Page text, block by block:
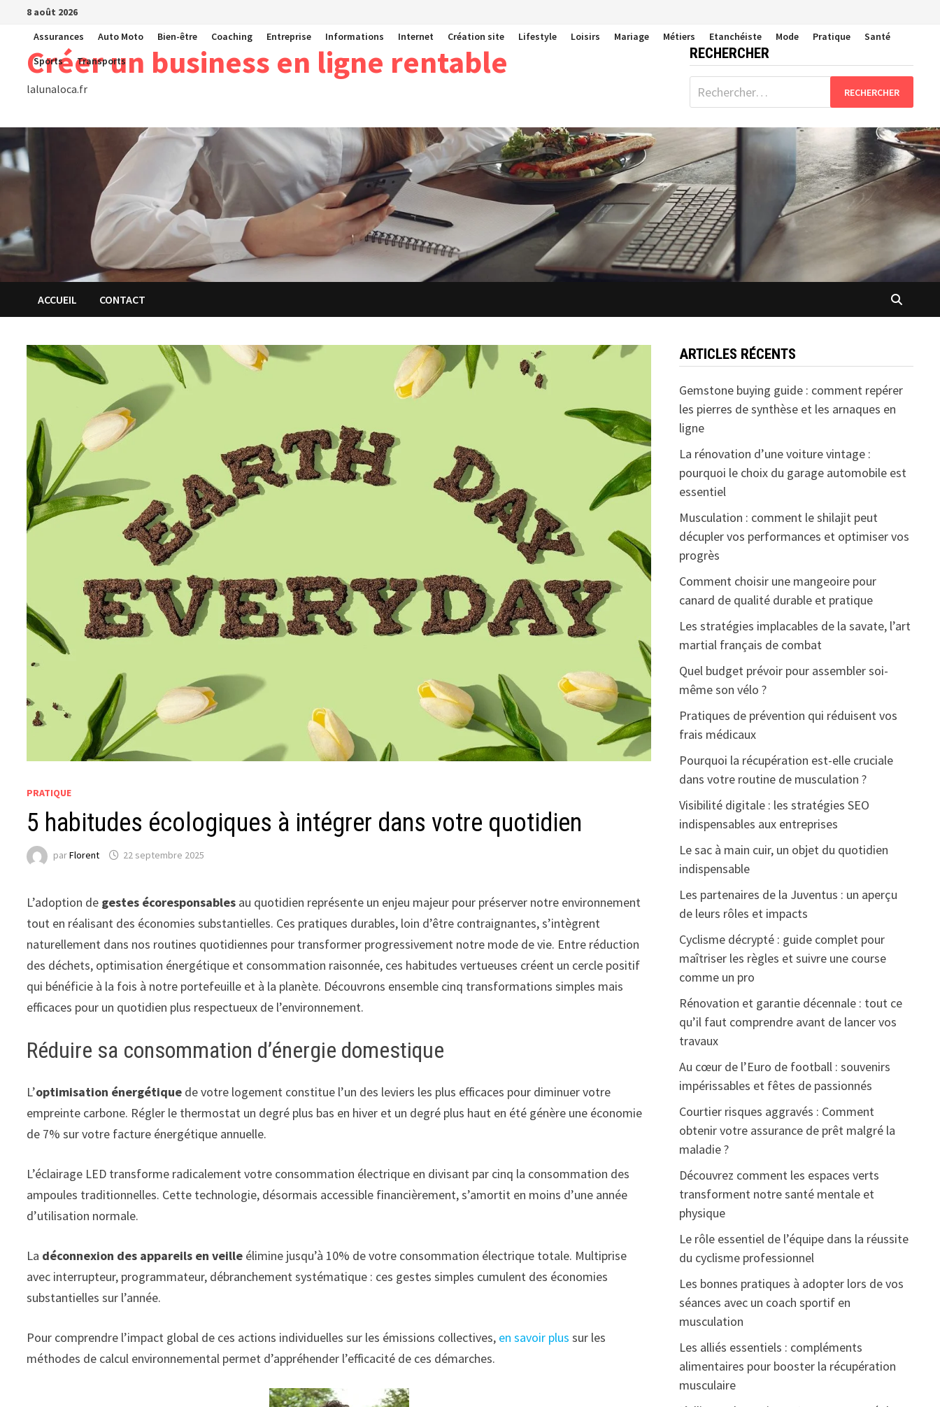
Passer8 août 2026
Assurances
Auto Moto Bien-être Coaching Entreprise Informations Internet Création site Lifestyle Loisirs Mariage Métiers Etanchéiste Mode Pratique
Santé
Sports
Transports
Créer un business en ligne rentable
lalunaloca.fr
RECHERCHER
Rechercher :
ACCUEIL CONTACT
PRATIQUE
5 habitudes écologiques à intégrer dans votre quotidien
parFlorent 22 septembre 2025
L’adoption de gestes écoresponsables au quotidien représente un enjeu majeur pour préserver notre environnement
tout en réalisant des économies substantielles. Ces pratiques durables, loin d’être contraignantes, s’intègrent
naturellement dans nos routines quotidiennes pour transformer progressivement notre mode de vie. Entre réduction
des déchets, optimisation énergétique et consommation raisonnée, ces habitudes vertueuses créent un cercle positif
qui bénéficie à la fois à notre portefeuille et à la planète. Découvrons ensemble cinq transformations simples mais
efficaces pour un quotidien plus respectueux de l’environnement.
Réduire sa consommation d’énergie domestique
L’optimisation énergétique de votre logement constitue l’un des leviers les plus efficaces pour diminuer votre
empreinte carbone. Régler le thermostat un degré plus bas en hiver et un degré plus haut en été génère une économie
de 7% sur votre facture énergétique annuelle.
L’éclairage LED transforme radicalement votre consommation électrique en divisant par cinq la consommation des
ampoules traditionnelles. Cette technologie, désormais accessible financièrement, s’amortit en moins d’une année
d’utilisation normale.
La déconnexion des appareils en veille élimine jusqu’à 10% de votre consommation électrique totale. Multiprise
avec interrupteur, programmateur, débranchement systématique : ces gestes simples cumulent des économies
substantielles sur l’année.
Pour comprendre l’impact global de ces actions individuelles sur les émissions collectives, en savoir plus sur les
méthodes de calcul environnemental permet d’appréhender l’efficacité de ces démarches.
ARTICLES RÉCENTS
Gemstone buying guide : comment repérer
les pierres de synthèse et les arnaques en
ligne
La rénovation d’une voiture vintage :
pourquoi le choix du garage automobile est
essentiel
Musculation : comment le shilajit peut
décupler vos performances et optimiser vos
progrès
Comment choisir une mangeoire pour
canard de qualité durable et pratique
Les stratégies implacables de la savate, l’art
martial français de combat
Quel budget prévoir pour assembler soi-
même son vélo ?
Pratiques de prévention qui réduisent vos
frais médicaux
Pourquoi la récupération est-elle cruciale
dans votre routine de musculation ?
Visibilité digitale : les stratégies SEO
indispensables aux entreprises
Le sac à main cuir, un objet du quotidien
indispensable
Les partenaires de la Juventus : un aperçu
de leurs rôles et impacts
Cyclisme décrypté : guide complet pour
maîtriser les règles et suivre une course
comme un pro
Rénovation et garantie décennale : tout ce
qu’il faut comprendre avant de lancer vos
travaux
Au cœur de l’Euro de football : souvenirs
impérissables et fêtes de passionnés
Courtier risques aggravés : Comment
obtenir votre assurance de prêt malgré la
maladie ?
Découvrez comment les espaces verts
transforment notre santé mentale et
physique
Le rôle essentiel de l’équipe dans la réussite
du cyclisme professionnel
Les bonnes pratiques à adopter lors de vos
séances avec un coach sportif en
musculation
Les alliés essentiels : compléments
alimentaires pour booster la récupération
musculaire